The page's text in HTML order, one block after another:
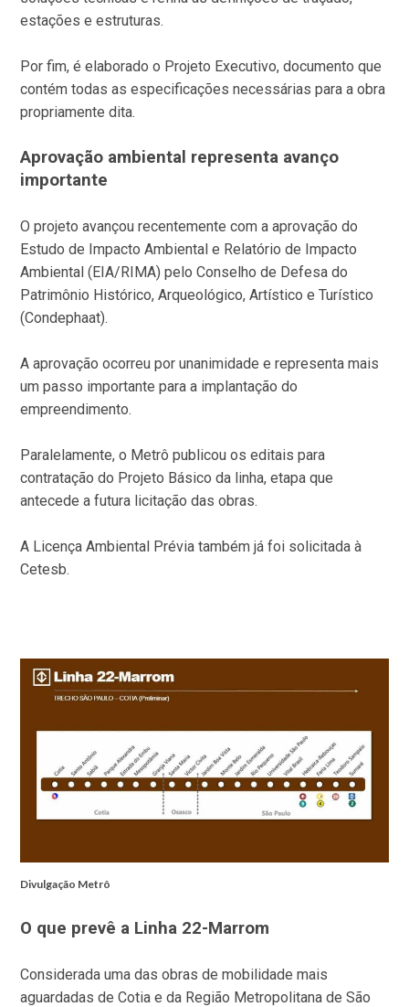
estações e estruturas.
Por fim, é elaborado o Projeto Executivo, documento que
contém todas as especificações necessárias para a obra
propriamente dita.
Aprovação ambiental representa avanço
importante
O projeto avançou recentemente com a aprovação do
Estudo de Impacto Ambiental e Relatório de Impacto
Ambiental (EIA/RIMA) pelo Conselho de Defesa do
Patrimônio Histórico, Arqueológico, Artístico e Turístico
(Condephaat).
A aprovação ocorreu por unanimidade e representa mais
um passo importante para a implantação do
empreendimento.
Paralelamente, o Metrô publicou os editais para
contratação do Projeto Básico da linha, etapa que
antecede a futura licitação das obras.
A Licença Ambiental Prévia também já foi solicitada à
Cetesb.
Divulgação Metrô
O que prevê a Linha 22-Marrom
Considerada uma das obras de mobilidade mais
aguardadas de Cotia e da Região Metropolitana de São